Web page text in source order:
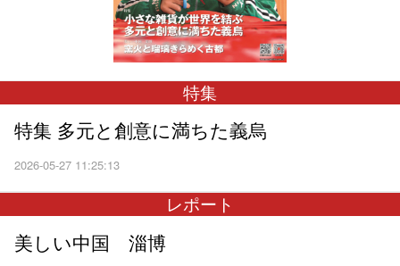
特集
特集 多元と創意に満ちた義烏
2026-05-27 11:25:13
レポート
美しい中国 淄博